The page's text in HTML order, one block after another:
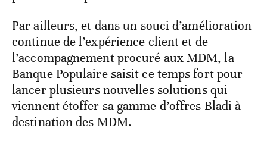
Par ailleurs, et dans un souci d’amélioration
continue de l’expérience client et de
l’accompagnement procuré aux MDM, la
Banque Populaire saisit ce temps fort pour
lancer plusieurs nouvelles solutions qui
viennent étoffer sa gamme d’offres Bladi à
destination des MDM.